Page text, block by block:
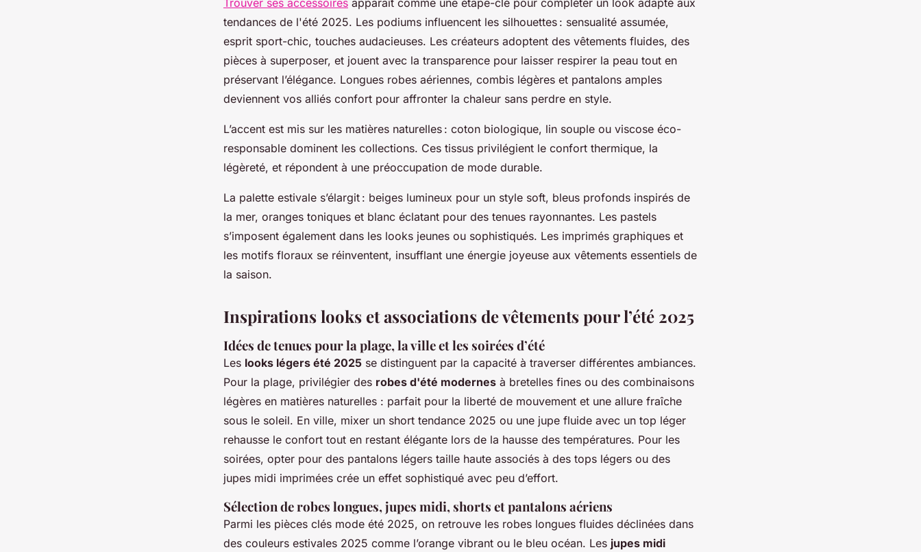
Trouver ses accessoires apparaît comme une étape-clé pour compléter un look adapté aux
tendances de l'été 2025. Les podiums influencent les silhouettes : sensualité assumée,
esprit sport-chic, touches audacieuses. Les créateurs adoptent des vêtements fluides, des
pièces à superposer, et jouent avec la transparence pour laisser respirer la peau tout en
préservant l’élégance. Longues robes aériennes, combis légères et pantalons amples
deviennent vos alliés confort pour affronter la chaleur sans perdre en style.
L’accent est mis sur les matières naturelles : coton biologique, lin souple ou viscose éco-
responsable dominent les collections. Ces tissus privilégient le confort thermique, la
légèreté, et répondent à une préoccupation de mode durable.
La palette estivale s’élargit : beiges lumineux pour un style soft, bleus profonds inspirés de
la mer, oranges toniques et blanc éclatant pour des tenues rayonnantes. Les pastels
s’imposent également dans les looks jeunes ou sophistiqués. Les imprimés graphiques et
les motifs floraux se réinventent, insufflant une énergie joyeuse aux vêtements essentiels de
la saison.
Inspirations looks et associations de vêtements pour l’été 2025
Idées de tenues pour la plage, la ville et les soirées d’été
Les looks légers été 2025 se distinguent par la capacité à traverser différentes ambiances.
Pour la plage, privilégier des robes d'été modernes à bretelles fines ou des combinaisons
légères en matières naturelles : parfait pour la liberté de mouvement et une allure fraîche
sous le soleil. En ville, mixer un short tendance 2025 ou une jupe fluide avec un top léger
rehausse le confort tout en restant élégante lors de la hausse des températures. Pour les
soirées, opter pour des pantalons légers taille haute associés à des tops légers ou des
jupes midi imprimées crée un effet sophistiqué avec peu d’effort.
Sélection de robes longues, jupes midi, shorts et pantalons aériens
Parmi les pièces clés mode été 2025, on retrouve les robes longues fluides déclinées dans
des couleurs estivales 2025 comme l’orange vibrant ou le bleu océan. Les jupes midi